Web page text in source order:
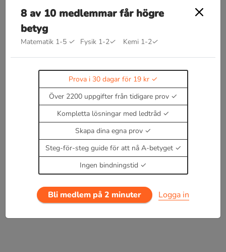
Kritiska punkter återfinns i
förutsatt att
både funktionen och dess derivata är definierade i
detta område.
För andraderivata gäller att
f″(x)>0
är en
<0
är en maxpunkt
Om andraderivatan är lika med noll behöver
punkten undersökas noggrannare.
Enbart medlemmar kan kommentera.Prova i 30
dagar för 19 kr.
Bli medlem nu
8 av 10 medlemmar får högre
betyg
Matematik 1-5 ✓ Fysik 1-2✓ Kemi 1-2✓
Prova i 30 dagar för 19 kr
Över 2200 uppgifter från tidigare prov
Kompletta lösningar med ledtråd
Skapa dina egna prov
Steg-för-steg guide för att nå A-betyget
Ingen bindningstid
Bli medlem på 2 minuter Logga in